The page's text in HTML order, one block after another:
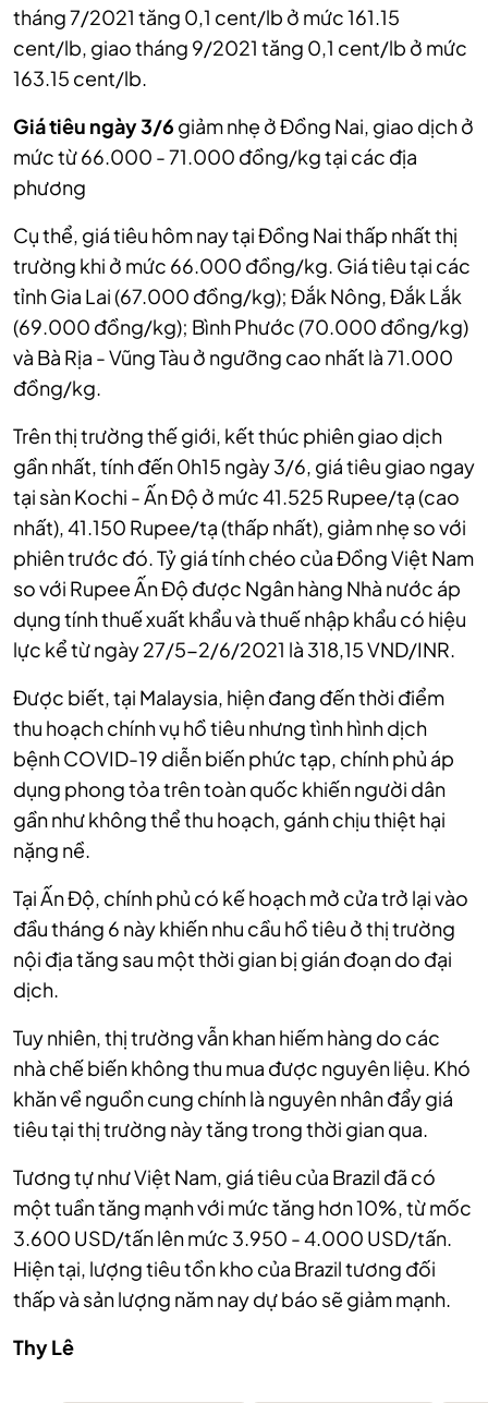
tháng 7/2021 tăng 0,1 cent/lb ở mức 161.15
cent/lb, giao tháng 9/2021 tăng 0,1 cent/lb ở mức
163.15 cent/lb.
Giá tiêu ngày 3/6 giảm nhẹ ở Đồng Nai, giao dịch ở
mức từ 66.000 - 71.000 đồng/kg tại các địa
phương
Cụ thể, giá tiêu hôm nay tại Đồng Nai thấp nhất thị
trường khi ở mức 66.000 đồng/kg. Giá tiêu tại các
tỉnh Gia Lai (67.000 đồng/kg); Đắk Nông, Đắk Lắk
(69.000 đồng/kg); Bình Phước (70.000 đồng/kg)
và Bà Rịa - Vũng Tàu ở ngưỡng cao nhất là 71.000
đồng/kg.
Trên thị trường thế giới, kết thúc phiên giao dịch
gần nhất, tính đến 0h15 ngày 3/6, giá tiêu giao ngay
tại sàn Kochi - Ấn Độ ở mức 41.525 Rupee/tạ (cao
nhất), 41.150 Rupee/tạ (thấp nhất), giảm nhẹ so với
phiên trước đó.Tỷ giá tính chéo của Đồng Việt Nam
so với Rupee Ấn Độ được Ngân hàng Nhà nước áp
dụng tính thuế xuất khẩu và thuế nhập khẩu có hiệu
lực kể từ ngày 27/5-2/6/2021 là 318,15 VND/INR.
Được biết, tại Malaysia, hiện đang đến thời điểm
thu hoạch chính vụ hồ tiêu nhưng tình hình dịch
bệnh COVID-19 diễn biến phức tạp, chính phủ áp
dụng phong tỏa trên toàn quốc khiến người dân
gần như không thể thu hoạch, gánh chịu thiệt hại
nặng nề.
Tại Ấn Độ, chính phủ có kế hoạch mở cửa trở lại vào
đầu tháng 6 này khiến nhu cầu hồ tiêu ở thị trường
nội địa tăng sau một thời gian bị gián đoạn do đại
dịch.
Tuy nhiên, thị trường vẫn khan hiếm hàng do các
nhà chế biến không thu mua được nguyên liệu. Khó
khăn về nguồn cung chính là nguyên nhân đẩy giá
tiêu tại thị trường này tăng trong thời gian qua.
Tương tự như Việt Nam, giá tiêu của Brazil đã có
một tuần tăng mạnh với mức tăng hơn 10%, từ mốc
3.600 USD/tấn lên mức 3.950 - 4.000 USD/tấn.
Hiện tại, lượng tiêu tồn kho của Brazil tương đối
thấp và sản lượng năm nay dự báo sẽ giảm mạnh.
Thy Lê